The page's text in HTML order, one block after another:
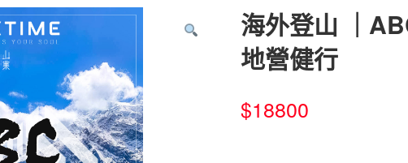
海外登山 ｜
地營健行
$18800